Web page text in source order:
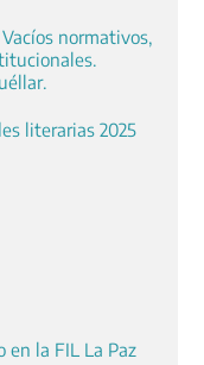
normativos,
literarias 2025
en la FIL La Paz